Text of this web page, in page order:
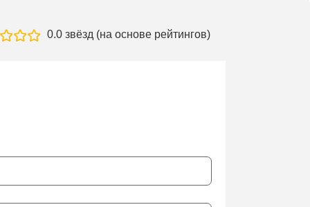
0.0 звёзд (на основе рейтингов)